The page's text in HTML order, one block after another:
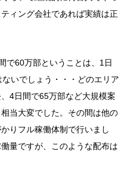
ィング会社であれば実績は正
で60万部ということは、1日
いでしょう・・・どのエリア
4日間で65万部など大規模案
当大変でした。その間は他の
りフル稼働体制で行いまし
量ですが、このような配布は